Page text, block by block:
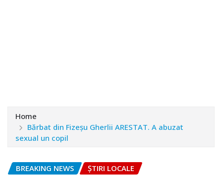
Home
Bărbat din Fizeșu Gherlii ARESTAT. A abuzat
sexual un copil
BREAKING NEWS ȘTIRI LOCALE